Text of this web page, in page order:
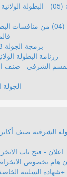
مباريات الجولة الخامسة (05) -
مباريات الجولة الرابعة (04)
برمجة الجولة 03 فئة أقل من 11 سنة
رزنامة البطولة
الجولة 15 - القسم الشرفي
الجولة
الشرفية صنف أكابر للموسم
اعلان - فتح باب
هام بخصوص الانخراط
+شهادة السلبية